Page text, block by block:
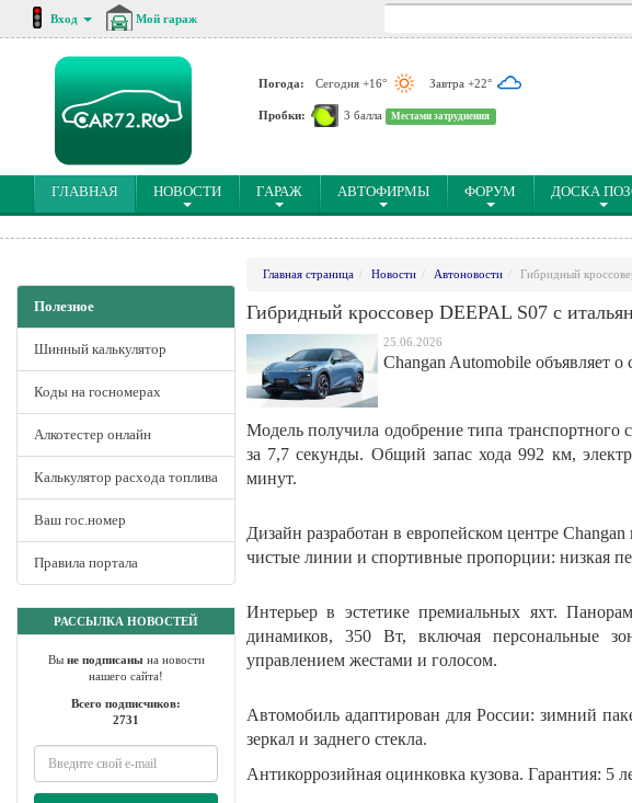
Вход Мой гараж
Погода: Сегодня +16° Завтра +22°
Пробки: 3 балла Местами затруднения
ГЛАВНАЯ(CURRENT)
НОВОСТИ ГАРАЖ АВТОФИРМЫ ФОРУМ ДОСКА
Полезное
Шинный калькулятор
Коды на госномерах
Алкотестер онлайн
Калькулятор расхода топлива
Ваш гос.номер
Правила портала
РАССЫЛКА НОВОСТЕЙ
Вы не подписанына новости
нашего сайта!
Всего подписчиков:
2731
Главная страница Новости Автоновости Гибридный
Гибридный кроссовер DEEPAL S07 с
25.06.2026
Changan Automobile объявляет
Модель получила одобрение типа транспортного
за 7,7 секунды. Общий запас хода 992 км,
минут.
Дизайн разработан в европейском центре
чистые линии и спортивные пропорции: низкая
Интерьер в эстетике премиальных яхт.
динамиков, 350 Вт, включая персональные
управлением жестами и голосом.
Автомобиль адаптирован для России: зимний
зеркал и заднего стекла.
Антикоррозийная оцинковка кузова. Гарантия: 5